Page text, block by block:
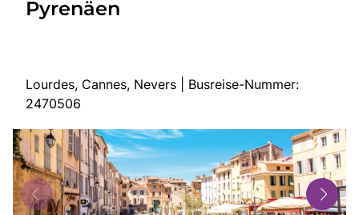
Service
Busreisen
Bus mieten
Gutscheine
Pyrenäen
Lourdes, Cannes, Nevers | Busreise-Nummer:
2470506